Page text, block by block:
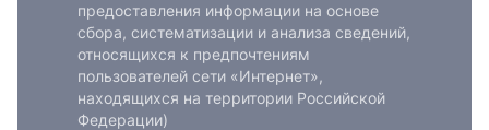
предоставления информации на основе
сбора, систематизации и анализа сведений,
относящихся к предпочтениям
пользователей сети «Интернет»,
находящихся на территории Российской
Федерации)